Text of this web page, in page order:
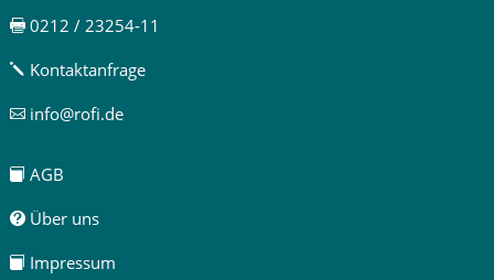
0212 / 23254-11
j Kontaktanfrage
info@rofi.de
 AGB
Über uns
 Impressum